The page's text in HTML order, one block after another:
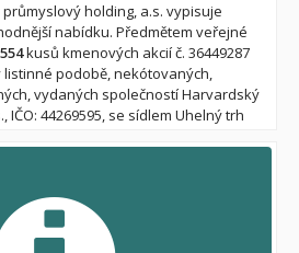
holding, a.s. vypisuje
nabídku. Předmětem veřejné
kusů kmenových akcií č. 36449287
listinné podobě, nekótovaných,
vydaných společností Harvardský
IČO: 44269595, se sídlem Uhelný trh
00, které nebyly ani na základě
soutěže jsou všechny akcie
prodej jednotlivých akcií po menších